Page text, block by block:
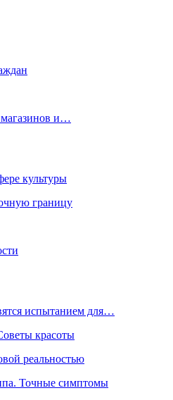
магазинов и…
культуры
границу
испытанием для…
красоты
реальностью
Точные симптомы